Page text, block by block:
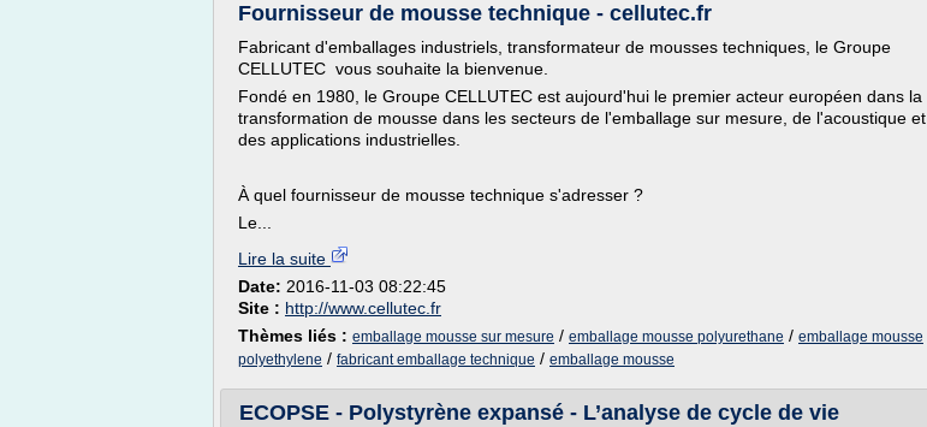
Fournisseur de mousse technique - cellutec.fr
Fabricant d'emballages industriels, transformateur de mousses techniques, le Groupe
CELLUTEC vous souhaite la bienvenue.
Fondé en 1980, le Groupe CELLUTEC est aujourd'hui le premier acteur européen dans la
transformation de mousse dans les secteurs de l'emballage sur mesure, de l'acoustique et
des applications industrielles.
À quel fournisseur de mousse technique s'adresser ?
Le...
Lire la suite
Date: 2016-11-03 08:22:45
Site : http://www.cellutec.fr
Thèmes liés : emballage mousse sur mesure / emballage mousse polyurethane / emballage mousse
polyethylene / fabricant emballage technique / emballage mousse
ECOPSE - Polystyrène expansé - L’analyse de cycle de vie